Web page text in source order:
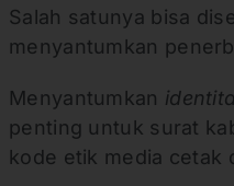
Salah satunya bisa
menyantumkan
Menyantumkan
penting untuk surat
kode etik media cetak